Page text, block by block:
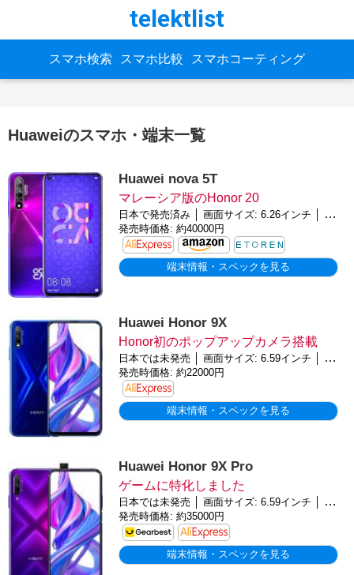
telektlist
スマホ検索 スマホ比較 スマホコーティング
Huaweiのスマホ・端末一覧
Huawei nova 5T
マレーシア版のHonor 20
日本で発売済み │ 画面サイズ: 6.26インチ │ バッテリー: 3750mAh │ OS: Android 9.0 (Pie)
発売時価格: 約40000円
端末情報・スペックを見る
Huawei Honor 9X
Honor初のポップアップカメラ搭載
日本では未発売 │ 画面サイズ: 6.59インチ │ バッテリー: 4000mAh │ OS: Android 9.0 (Pie)
発売時価格: 約22000円
端末情報・スペックを見る
Huawei Honor 9X Pro
ゲームに特化しました
日本では未発売 │ 画面サイズ: 6.59インチ │ バッテリー: 4000mAh │ OS: Android 9.0 (Pie)
発売時価格: 約35000円
端末情報・スペックを見る